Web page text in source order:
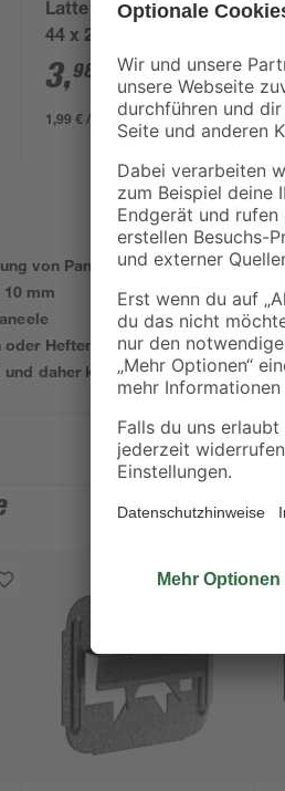
Latte gehobelt 2000 x
44 x 24 mm
3,98
1,99 € / Meter
von Paneelen an Wand und Decke
mm
Heften
und daher korrosionsgeschützt